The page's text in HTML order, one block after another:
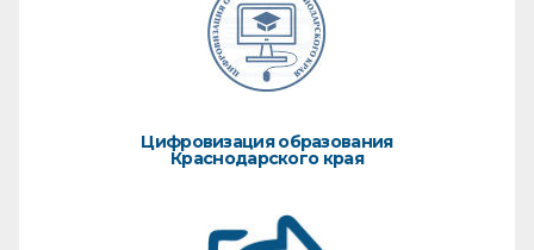
Цифровизация образования
Краснодарского края